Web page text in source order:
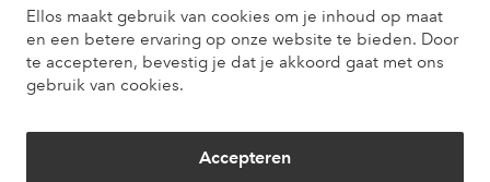
Ellos maakt gebruik van cookies om je inhoud op maat
en een betere ervaring op onze website te bieden. Door
te accepteren, bevestig je dat je akkoord gaat met ons
gebruik van cookies.
Accepteren